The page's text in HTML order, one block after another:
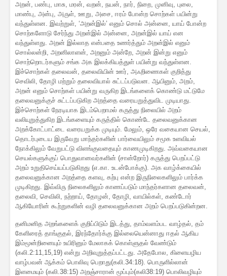
அறன், பண்பு, மாசு, மரன், வறன், நயன், நார், நிறை, முனிவு, புலை,
மாண்பு, அன்பு, அருள், ஊறு, அசை, ஈரம் போன்ற சொற்கள் பயின்று
வந்துள்ளன. இவற்றுள், ‘அறன்இல்’ எனும் சொல் அன்னை, யாய் போன்ற
சொற்களோடு சேர்ந்து அறன்இல் அன்னை, அறன்இல் யாய் என
வந்துள்ளது. அறன் இல்லாத என்பதை உணர்த்தும் அறன்இல் எனும்
சொல்லன்றி, அறனிலாளன், அறனும் அன்றே, அறன் இன்று எனும்
சொற்றொடர்களும் சங்க அக இலக்கியத்துள் பயின்று வந்துள்ளன.
இச்சொற்கள் தலைவன், தலைவியின் ஊர், அஃறிணைகள் குறித்து
செவிலி, தோழி மற்றும் தலைவியால் சுட்டப்படுவன. ஆயினும், அறம்,
அறன் எனும் சொற்கள் பயின்று வருகிற இடங்களைக் கொண்டு மட்டுமே
தலைவனுக்குச் சுட்டப்படுகிற அறத்தை வரையறுத்துவிட முடியாது.
இச்சொற்கள் நேரடியாக இடம்பெறாமல் கருத்து நிலையில் அறம்
வலியுறுத்துகிற இடங்களையும் கருத்தில் கொண்டே தலைவனுக்கான
அறக்கோட்பாட்டை வரையறுக்க முடியும். மேலும், ஒரே வகையான செயல்,
தொடர்புடைய இருவேறு மாந்தர்களின் பார்வையிலும் சமூக உளவியல்
நோக்கிலும் வேறுபட்டு விளங்குவதையும் காணமுடிகிறது. அவ்வகையான
செயல்களுக்குப் பொதுவானவர்களின் (சான்றோர்) கருத்து பெறப்பட்டு
அறம் உறுதிசெய்யப்படுகிறது (எ.கா. உடன்போக்கு). அக வாழ்க்கையில்
தலைவனுக்கான அறத்தை களவு, கற்பு என்ற இருநிலைகளிலும் பார்க்க
முடிகிறது. இவ்விரு நிலைகளிலும் காணப்படும் மாந்தர்களான தலைவன்,
தலைவி, செவிலி, நற்றாய், தோழன், தோழி, வாயில்கள், கண்டோர்
ஆகியோரின் கூற்றுகளின் வழி தலைவனுக்கான அறம் பெறப்படுகின்றன.
தனிமனித அறங்களைக் குறிப்பிடும் இடத்து, தாம்வளம்பட வாழ்தல், தம்
கேளிரைத் தாங்குதல், இரந்தோர்க்கு இல்லையென்னாது ஈதல் ஆகிய
இம்மூன்றினையும் உயிரினும் மேலாகக் கொள்ளுதல் வேண்டும்
(கலி.2:11,15,19) என்று அறிவுறுத்தப்பட்டது. அதேபோல, கிளையழிய
வாழ்பவன் ஆக்கம் பொலிவு பெறாது(கலி.34:18). பொருளில்லான்
இளமையும் (கலி.38:15) அறஞ்சாரான் மூப்பும்(கலி38:19) பொலிவழியும்